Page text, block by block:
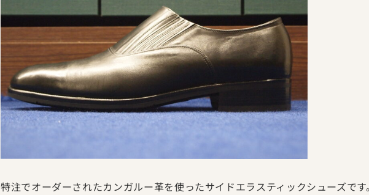
特注でオーダーされたカンガルー革を使ったサイドエラスティックシューズです